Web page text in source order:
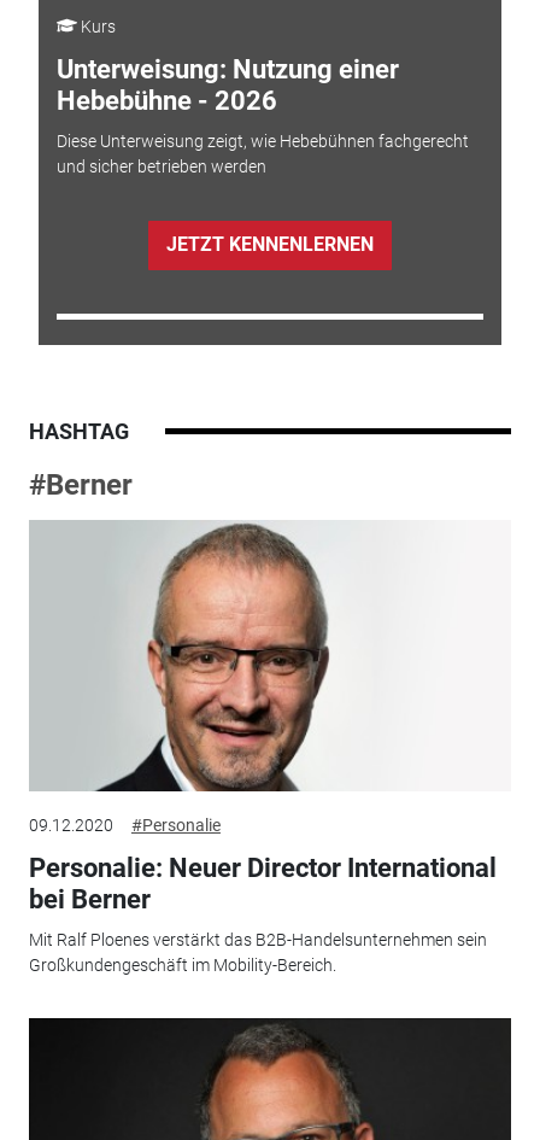
Kurs
Unterweisung: Nutzung einer
Hebebühne - 2026
Diese Unterweisung zeigt, wie Hebebühnen fachgerecht
und sicher betrieben werden
JETZT KENNENLERNEN
HASHTAG
#Berner
09.12.2020 #Personalie
Personalie: Neuer Director International
bei Berner
Mit Ralf Ploenes verstärkt das B2B-Handelsunternehmen sein
Großkundengeschäft im Mobility-Bereich.